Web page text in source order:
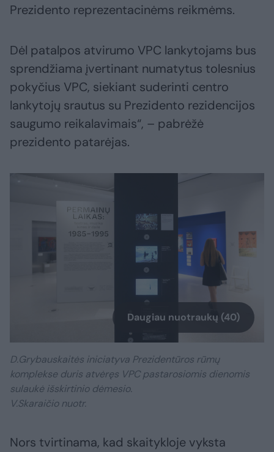
Prezidento reprezentacinėms reikmėms.
Dėl patalpos atvirumo VPC lankytojams bus
sprendžiama įvertinant numatytus tolesnius
pokyčius VPC, siekiant suderinti centro
lankytojų srautus su Prezidento rezidencijos
saugumo reikalavimais“, – pabrėžė
prezidento patarėjas.
Daugiau nuotraukų (40)
D.Grybauskaitės iniciatyva Prezidentūros rūmų
komplekse duris atvėręs VPC pastarosiomis dienomis
sulaukė išskirtinio dėmesio.
V.Skaraičio nuotr.
Nors tvirtinama, kad skaitykloje vyksta